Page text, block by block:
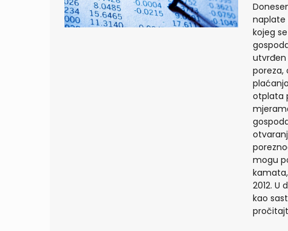
naplate
kojeg
utvrđen
poreza,
otplata
mogu
2012.
kao